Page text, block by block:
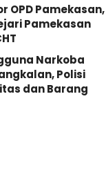
OPD Pamekasan,
Pamekasan
Narkoba
Polisi
dan Barang